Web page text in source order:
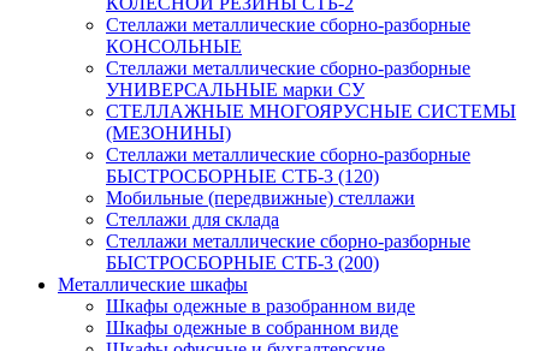
Стеллажи металлические сборно-разборные
КОНСОЛЬНЫЕ
Стеллажи металлические сборно-разборные
УНИВЕРСАЛЬНЫЕ марки СУ
СТЕЛЛАЖНЫЕ МНОГОЯРУСНЫЕ СИСТЕМЫ
(МЕЗОНИНЫ)
Стеллажи металлические сборно-разборные
БЫСТРОСБОРНЫЕ СТБ-3 (120)
Мобильные (передвижные) стеллажи
Стеллажи для склада
Стеллажи металлические сборно-разборные
БЫСТРОСБОРНЫЕ СТБ-3 (200)
Металлические шкафы
Шкафы одежные в разобранном виде
Шкафы одежные в собранном виде